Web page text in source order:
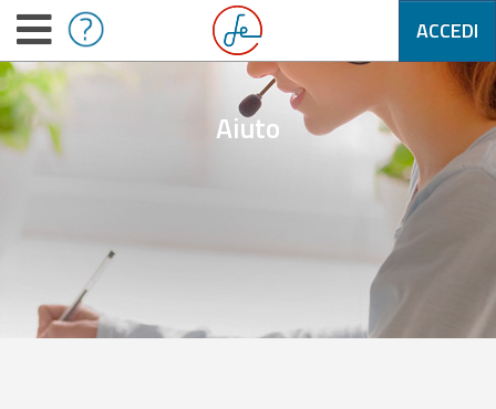
ACCEDI
Aiuto